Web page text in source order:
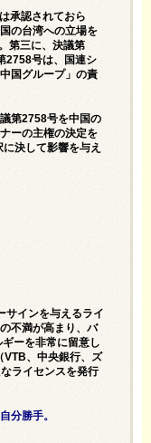
承認されておら
の台湾への立場を
第三に、決議第
2758号は、国連シ
国グループ」の責
第2758号を中国の
ーの主権の決定を
決して影響を与え
サインを与えるライ
不満が高まり、バ
ーを非常に留意し
VTB、中央銀行、ズ
ライセンスを発行
分勝手。